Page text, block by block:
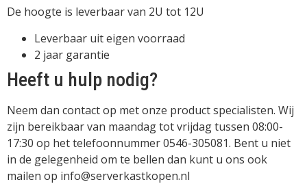
De hoogte is leverbaar van 2U tot 12U
Leverbaar uit eigen voorraad
2 jaar garantie
Heeft u hulp nodig?
Neem dan contact op met onze product specialisten. Wij
zijn bereikbaar van maandag tot vrijdag tussen 08:00-
17:30 op het telefoonnummer 0546-305081. Bent u niet
in de gelegenheid om te bellen dan kunt u ons ook
mailen op info@serverkastkopen.nl